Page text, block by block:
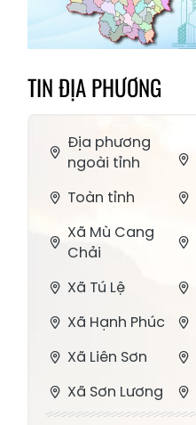
TIN ĐỊA PHƯƠNG
Địa phương
ngoài tỉnh
Toàn tỉnh
Xã Mù Cang
Chải
Xã Tú Lệ
Xã Hạnh Phúc
Xã Liên Sơn
Xã Sơn Lương